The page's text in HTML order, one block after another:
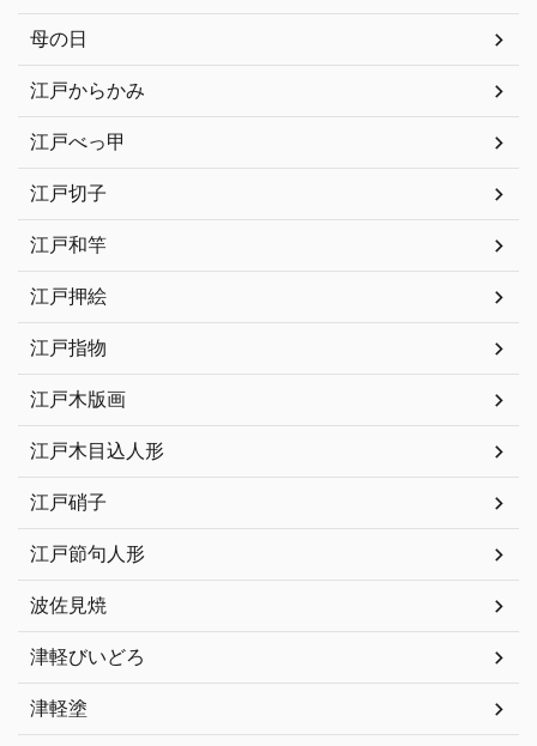
母の日
江戸からかみ
江戸べっ甲
江戸切子
江戸和竿
江戸押絵
江戸指物
江戸木版画
江戸木目込人形
江戸硝子
江戸節句人形
波佐見焼
津軽びいどろ
津軽塗